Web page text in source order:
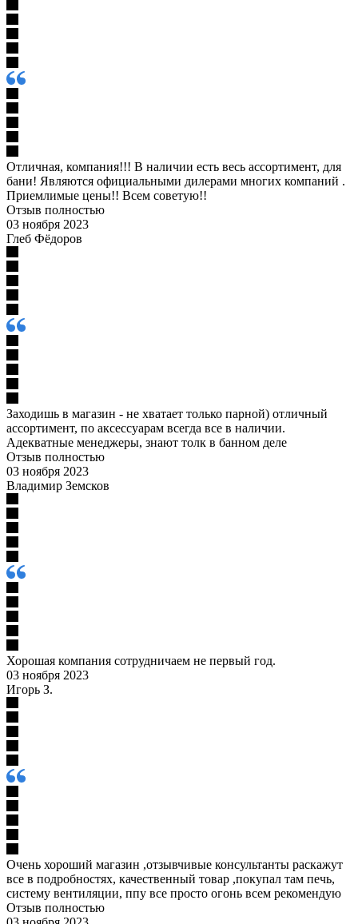
Отличная, компания!!! В наличии есть весь ассортимент, для
бани! Являются официальными дилерами многих компаний .
Приемлимые цены!! Всем советую!!
Отзыв полностью
03 ноября 2023
Глеб Фёдоров
Заходишь в магазин - не хватает только парной) отличный
ассортимент, по аксессуарам всегда все в наличии.
Адекватные менеджеры, знают толк в банном деле
Отзыв полностью
03 ноября 2023
Владимир Земсков
Хорошая компания сотрудничаем не первый год.
03 ноября 2023
Игорь З.
Очень хороший магазин ,отзывчивые консультанты раскажут
все в подробностях, качественный товар ,покупал там печь,
систему вентиляции, ппу все просто огонь всем рекомендую
Отзыв полностью